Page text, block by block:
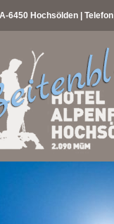
6450 Hochsölden | Telefon